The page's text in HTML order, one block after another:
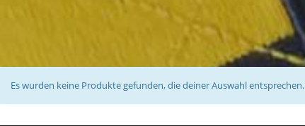
Es wurden keine Produkte gefunden, die deiner Auswahl entsprechen.